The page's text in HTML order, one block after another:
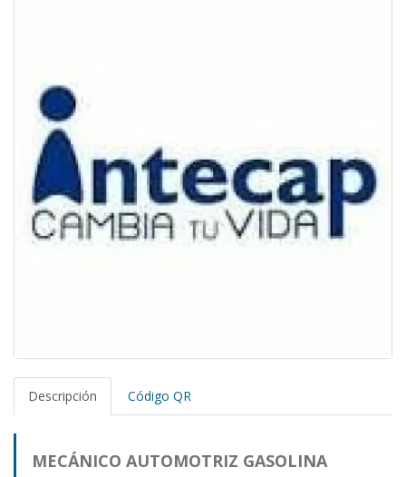
Descripción Código QR
MECÁNICO AUTOMOTRIZ GASOLINA